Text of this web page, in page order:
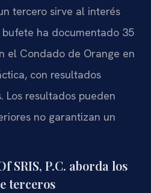
tercero sirve al interés
ha documentado 35
el Condado de Orange en
con resultados
Los resultados pueden
no garantizan un
SRIS, P.C. aborda los
terceros